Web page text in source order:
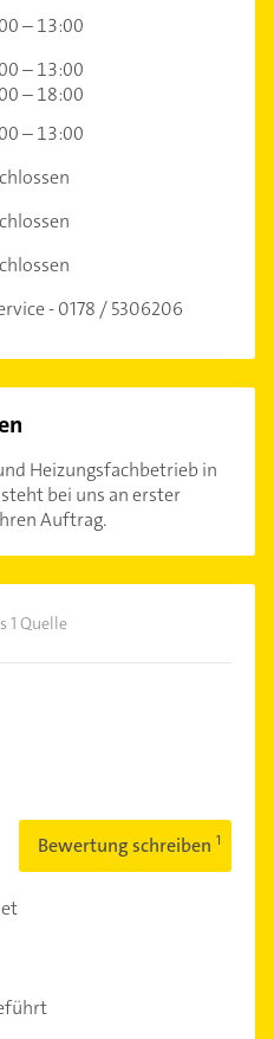
– 13:00
– 13:00
– 18:00
– 13:00
- 0178 / 5306206
Heizungsfachbetrieb in
bei uns an erster
Auftrag.
1 Quelle
Bewertung schreiben